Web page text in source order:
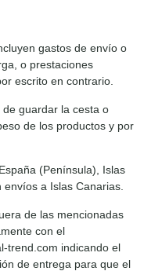
gastos de envío o
o prestaciones
escrito en contrario.
guardar la cesta o
de los productos y por
(Península), Islas
a Islas Canarias.
de las mencionadas
con el
trend.com indicando el
de entrega para que el